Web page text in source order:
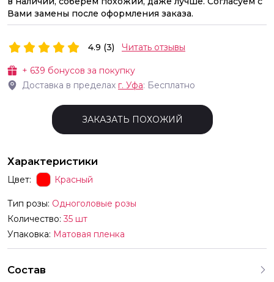
Вами замены после оформления заказа.
+ 639 бонусов за покупку
Доставка в пределах г. Уфа: Бесплатно
4.9 (3) Читать отзывы
ЗАКАЗАТЬ ПОХОЖИЙ
Характеристики
Цвет: Красный
Тип розы: Одноголовые розы
Количество: 35 шт
Упаковка: Матовая пленка
Состав